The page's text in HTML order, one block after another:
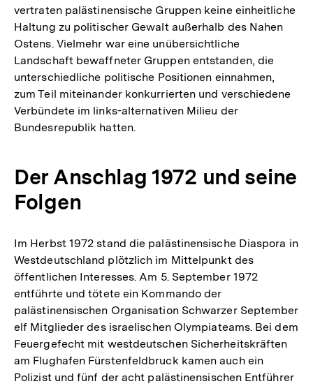
vertraten palästinensische Gruppen keine einheitliche
Haltung zu politischer Gewalt außerhalb des Nahen
Ostens. Vielmehr war eine unübersichtliche
Landschaft bewaffneter Gruppen entstanden, die
unterschiedliche politische Positionen einnahmen,
zum Teil miteinander konkurrierten und verschiedene
Verbündete im links-alternativen Milieu der
Bundesrepublik hatten.
Der Anschlag 1972 und seine
Folgen
Im Herbst 1972 stand die palästinensische Diaspora in
Westdeutschland plötzlich im Mittelpunkt des
öffentlichen Interesses. Am 5. September 1972
entführte und tötete ein Kommando der
palästinensischen Organisation Schwarzer September
elf Mitglieder des israelischen Olympiateams. Bei dem
Feuergefecht mit westdeutschen Sicherheitskräften
am Flughafen Fürstenfeldbruck kamen auch ein
Polizist und fünf der acht palästinensischen Entführer